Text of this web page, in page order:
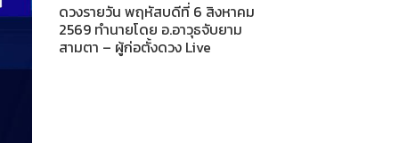
ดวงรายวัน พฤหัสบดีที่ 6 สิงหาคม
2569 ทำนายโดย อ.อาวุธจับยาม
สามตา – ผู้ก่อตั้งดวง Live